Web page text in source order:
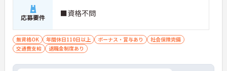
応募要件 ■資格不問
無資格OK 年間休日110日以上 ボーナス・賞与あり
社会保険完備
交通費支給
退職金制度あり